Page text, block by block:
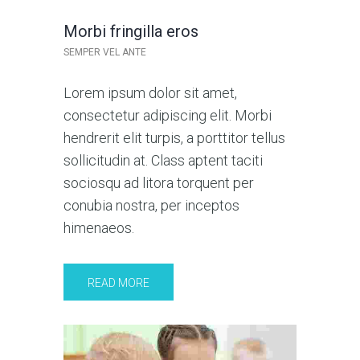
Morbi fringilla eros
SEMPER VEL ANTE
Lorem ipsum dolor sit amet,
consectetur adipiscing elit. Morbi
hendrerit elit turpis, a porttitor tellus
sollicitudin at. Class aptent taciti
sociosqu ad litora torquent per
conubia nostra, per inceptos
himenaeos.
READ MORE